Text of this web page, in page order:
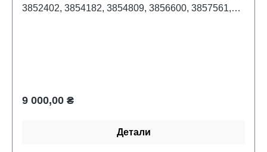
3852402, 3854182, 3854809, 3856600, 3857561,
Обычная цена:
9 000,00 ₴
Детали